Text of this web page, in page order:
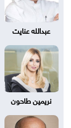
عبدالله عنايت
نريمين طاحون